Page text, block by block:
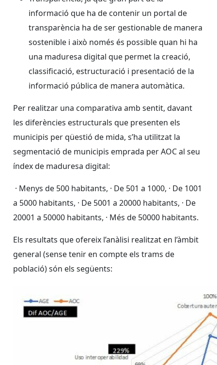
informació que ha de contenir un portal de
transparència ha de ser gestionable de manera
sostenible i això només és possible quan hi ha
una maduresa digital que permet la creació,
classificació, estructuració i presentació de la
informació pública de manera automàtica.
Per realitzar una comparativa amb sentit, davant
les diferències estructurals que presenten els
municipis per qüestió de mida, s’ha utilitzat la
segmentació de municipis emprada per AOC al seu
índex de maduresa digital:
· Menys de 500 habitants, · De 501 a 1000, · De 1001
a 5000 habitants, · De 5001 a 20000 habitants, · De
20001 a 50000 habitants, · Més de 50000 habitants.
Els resultats que ofereix l’anàlisi realitzat en l’àmbit
general (sense tenir en compte els trams de
població) són els següents: